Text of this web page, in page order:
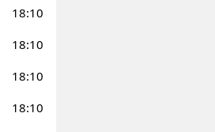
18:10
18:10
18:10
18:10